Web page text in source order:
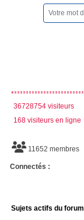
36728754 visiteurs
168 visiteurs en ligne
11652 membres
Connectés :
Sujets actifs du forum